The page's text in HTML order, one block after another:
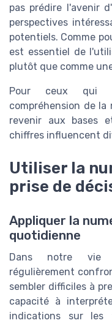
pas prédire l'avenir
perspectives
potentiels. Comme
est essentiel de
plutôt que comme
Pour ceux qui
compréhension de
revenir aux bases
chiffres influencent
Utiliser la
prise de
Appliquer la
quotidienne
Dans notre vie
régulièrement
sembler difficiles à
capacité à
indications sur les